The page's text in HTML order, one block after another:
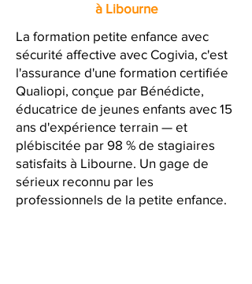
à Libourne
La formation petite enfance avec
sécurité affective avec Cogivia, c'est
l'assurance d'une formation certifiée
Qualiopi, conçue par Bénédicte,
éducatrice de jeunes enfants avec 15
ans d'expérience terrain — et
plébiscitée par 98 % de stagiaires
satisfaits à Libourne. Un gage de
sérieux reconnu par les
professionnels de la petite enfance.